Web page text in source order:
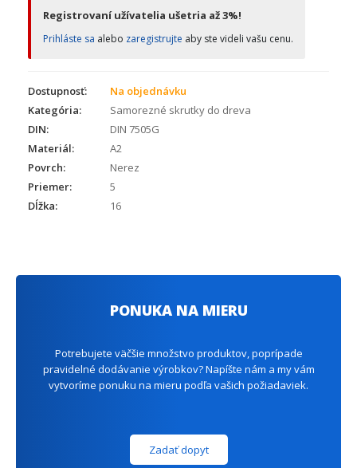
Registrovaní užívatelia ušetria až 3%!
Prihláste sa alebo zaregistrujte aby ste videli vašu cenu.
Dostupnosť:
Na objednávku
Kategória:
Samorezné skrutky do dreva
DIN:
DIN 7505G
Materiál:
A2
Povrch:
Nerez
Priemer:
5
Dĺžka:
16
PONUKA NA MIERU
Potrebujete väčšie množstvo produktov, poprípade
pravidelné dodávanie výrobkov? Napíšte nám a my vám
vytvoríme ponuku na mieru podľa vašich požiadaviek.
Zadať dopyt